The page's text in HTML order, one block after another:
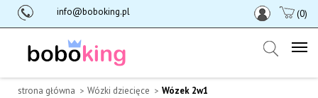
info@boboking.pl (0)
strona główna Wózki dziecięce Wózek 2w1